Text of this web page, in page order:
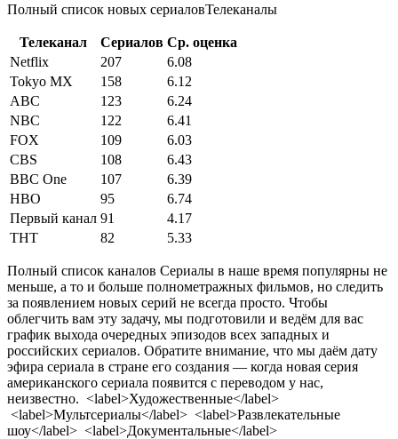
Полный список новых сериаловТелеканалы
Телеканал Сериалов Ср. оценка
Netflix
207
6.08
Tokyo MX
158
6.12
ABC
123
6.24
NBC
122
6.41
FOX
109
6.03
CBS
108
6.43
BBC One
107
6.39
HBO
95
6.74
Первый канал 91
4.17
ТНТ
82 5.33
Полный список каналов Сериалы в наше время популярны не
меньше, а то и больше полнометражных фильмов, но следить
за появлением новых серий не всегда просто. Чтобы
облегчить вам эту задачу, мы подготовили и ведём для вас
график выхода очередных эпизодов всех западных и
российских сериалов. Обратите внимание, что мы даём дату
эфира сериала в стране его создания — когда новая серия
американского сериала появится с переводом у нас,
неизвестно. <label>Художественные</label>
<label>Мультсериалы</label> <label>Развлекательные
шоу</label> <label>Документальные</label>